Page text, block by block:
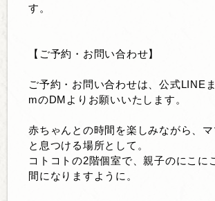
す。
【ご予約・お問い合わせ】
ご予約・お問い合わせは、公式LINE
mのDMよりお願いいたします。
赤ちゃんとの時間を楽しみながら、
と息つける場所として。
コトコトの2階個室で、親子のにこに
間になりますように。